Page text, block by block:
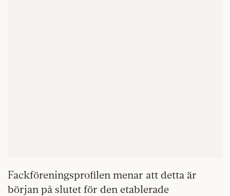
Fackföreningsprofilen menar att detta är
början på slutet för den etablerade